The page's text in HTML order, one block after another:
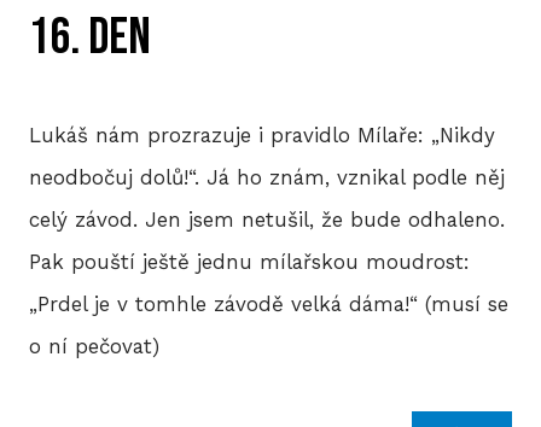
16. DEN
Lukáš nám prozrazuje i pravidlo Mílaře: „Nikdy
neodbočuj dolů!“. Já ho znám, vznikal podle něj
celý závod. Jen jsem netušil, že bude odhaleno.
Pak pouští ještě jednu mílařskou moudrost:
„Prdel je v tomhle závodě velká dáma!“ (musí se
o ní pečovat)